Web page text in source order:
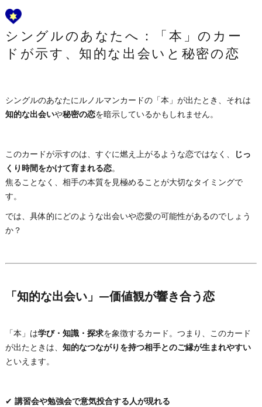
シングルのあなたへ：「本」のカー
ドが示す、知的な出会いと秘密の恋
シングルのあなたにルノルマンカードの「本」が出たとき、それは
知的な出会いや秘密の恋を暗示しているかもしれません。
このカードが示すのは、すぐに燃え上がるような恋ではなく、
じっ
くり時間をかけて育まれる恋。
焦ることなく、相手の本質を見極めることが大切なタイミングで
す。
では、具体的にどのような出会いや恋愛の可能性があるのでしょう
か？
「知的な出会い」—価値観が響き合う恋
「本」は学び・知識・探求を象徴するカード。つまり、このカード
が出たときは、 知的なつながりを持つ相手とのご縁が生まれやすい
といえます。
✔ 講習会や勉強会で意気投合する人が現れる